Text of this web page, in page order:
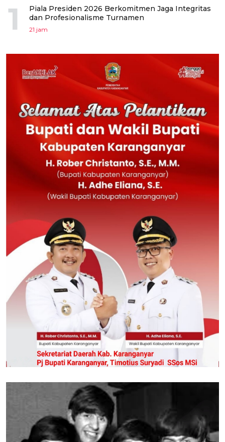
1
Piala Presiden 2026 Berkomitmen Jaga Integritas
dan Profesionalisme Turnamen
21 jam